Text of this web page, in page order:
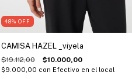
48% OFF
CAMISA HAZEL _viyela
$19.112,00 $10.000,00
$9.000,00 con Efectivo en el local